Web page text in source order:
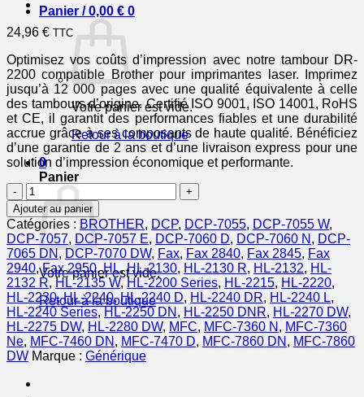
Panier /0,00 € 0
Votre panier est vide.
Retour à la boutique
0
Panier
Votre panier est vide.
Retour à la boutique
24,96 € TTC
Optimisez vos coûts d’impression avec notre tambour DR-
2200 compatible Brother pour imprimantes laser. Imprimez
jusqu’à 12 000 pages avec une qualité équivalente à celle
des tambours d’origine. Certifié ISO 9001, ISO 14001, RoHS
et CE, il garantit des performances fiables et une durabilité
accrue grâce à ses composants de haute qualité. Bénéficiez
d’une garantie de 2 ans et d’une livraison express pour une
solution d’impression économique et performante.
quantité
de
DR2200
-
tambour
compatible
Brother
Ajouter au panier
Catégories : BROTHER, DCP, DCP-7055, DCP-7055 W,
DCP-7057, DCP-7057 E, DCP-7060 D, DCP-7060 N , DCP-
7065 DN,DCP-7070 DW, Fax, Fax 2840, Fax 2845, Fax
2940,Fax 2950,HL,HL-2130, HL-2130 R, HL-2132, HL-
2132 R, HL-2135 W, HL-2200 Series, HL-2215, HL-2220,
HL-2230,HL-2240,HL-2240 D, HL-2240 DR, HL-2240 L,
HL-2240 Series, HL-2250 DN , HL-2250 DNR, HL-2270 DW,
HL-2275 DW, HL-2280 DW, MFC, MFC-7360 N , MFC-7360
Ne, MFC-7460 DN , MFC-7470 D, MFC-7860 DN , MFC-7860
DW Marque : Générique